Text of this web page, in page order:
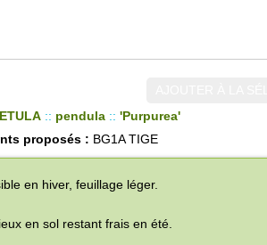
:: pendula :: 'Purpurea'
proposés : BG1A TIGE
en hiver, feuillage léger.
en sol restant frais en été.